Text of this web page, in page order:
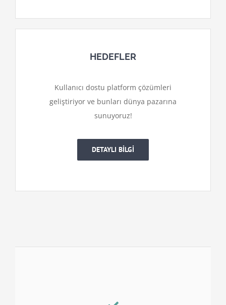
HEDEFLER
Kullanıcı dostu platform çözümleri
geliştiriyor ve bunları dünya pazarına
sunuyoruz!
DETAYLI BİLGİ